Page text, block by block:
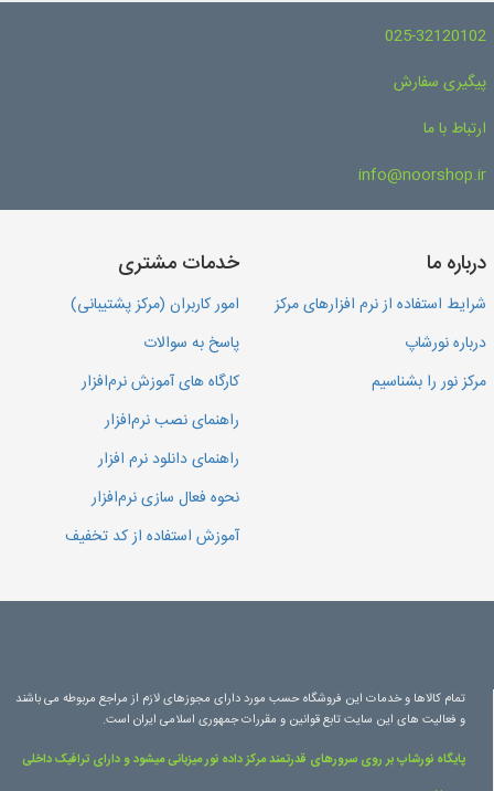
025-32120102
پیگیری سفارش
ارتباط با ما
info@noorshop.ir
درباره ما
شرایط استفاده از نرم افزارهای مرکز
درباره نورشاپ
مرکز نور را بشناسیم
خدمات مشتری
امور کاربران (مرکز پشتیبانی)
پاسخ به سوالات
کارگاه های آموزش نرم‌افزار
راهنمای نصب نرم‌افزار
راهنمای دانلود نرم افزار
نحوه فعال سازی نرم‌افزار
آموزش استفاده از کد تخفیف
تمام کالاها و خدمات این فروشگاه حسب مورد دارای مجوزهای لازم از مراجع مربوطه می باشند
و فعالیت های این سایت تابع قوانین و مقررات جمهوری اسلامی ایران است.
پایگاه نورشاپ بر روی سرورهای قدرتمند مرکز داده نور میزبانی میشود و دارای ترافیک داخلی